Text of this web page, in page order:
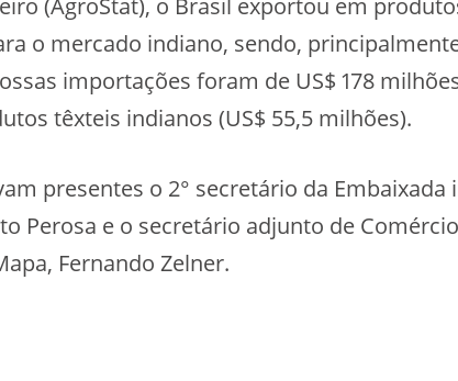
o mercado indiano, sendo,
importações foram de US$ 178
têxteis indianos (US$ 55,5 milhões).
presentes o 2° secretário da Embaixada
Perosa e o secretário adjunto de
Fernando Zelner.